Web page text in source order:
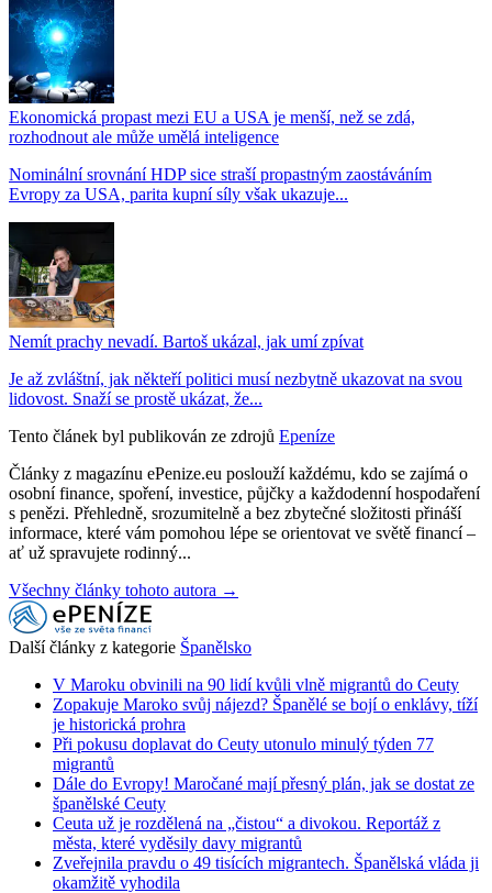
Ekonomická propast mezi EU a USA je menší, než se zdá,
rozhodnout ale může umělá inteligence
Nominální srovnání HDP sice straší propastným zaostáváním
Evropy za USA, parita kupní síly však ukazuje...
Nemít prachy nevadí. Bartoš ukázal, jak umí zpívat
Je až zvláštní, jak někteří politici musí nezbytně ukazovat na svou
lidovost. Snaží se prostě ukázat, že...
Tento článek byl publikován ze zdrojů Epeníze
Články z magazínu ePenize.eu poslouží každému, kdo se zajímá o
osobní finance, spoření, investice, půjčky a každodenní hospodaření
s penězi. Přehledně, srozumitelně a bez zbytečné složitosti přináší
informace, které vám pomohou lépe se orientovat ve světě financí –
ať už spravujete rodinný...
Všechny články tohoto autora →
Další články z kategorie Španělsko
V Maroku obvinili na 90 lidí kvůli vlně migrantů do Ceuty
Zopakuje Maroko svůj nájezd? Španělé se bojí o enklávy, tíží
je historická prohra
Při pokusu doplavat do Ceuty utonulo minulý týden 77
migrantů
Dále do Evropy! Maročané mají přesný plán, jak se dostat ze
španělské Ceuty
Ceuta už je rozdělená na „čistou“ a divokou. Reportáž z
města, které vyděsily davy migrantů
Zveřejnila pravdu o 49 tisících migrantech. Španělská vláda ji
okamžitě vyhodila